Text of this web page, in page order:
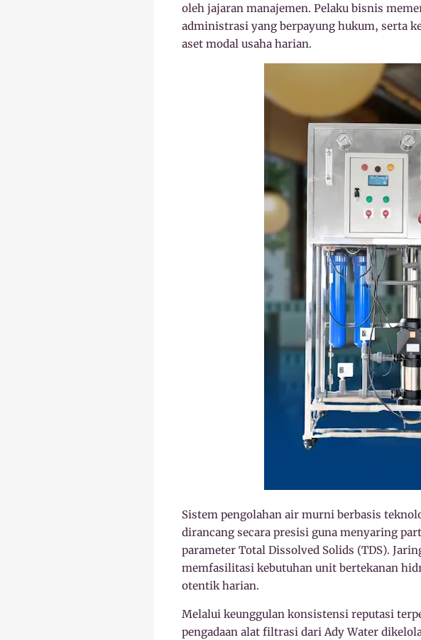
oleh jajaran manajemen. Pelaku bisnis
administrasi yang berpayung hukum, serta
aset modal usaha harian.
Sistem pengolahan air murni berbasis
dirancang secara presisi guna menyaring
parameter Total Dissolved Solids (TDS).
memfasilitasi kebutuhan unit bertekanan
otentik harian.
Melalui keunggulan konsistensi reputasi
pengadaan alat filtrasi dari Ady Water